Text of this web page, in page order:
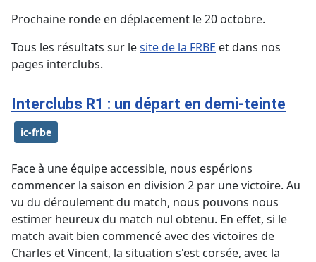
Prochaine ronde en déplacement le 20 octobre.
Tous les résultats sur lesite de la FRBE et dans nos
pages interclubs.
Interclubs R1 : un départ en demi-teinte
ic-frbe
Face à une équipe accessible, nous espérions
commencer la saison en division 2 par une victoire. Au
vu du déroulement du match, nous pouvons nous
estimer heureux du match nul obtenu. En effet, si le
match avait bien commencé avec des victoires de
Charles et Vincent, la situation s'est corsée, avec la